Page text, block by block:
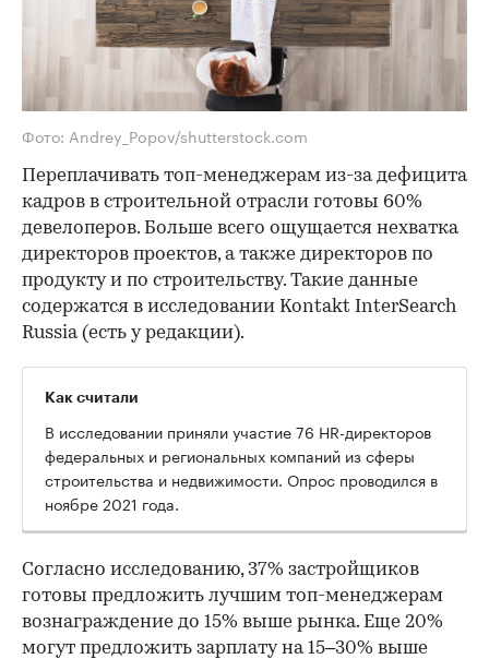
Фото: Andrey_Popov/shutterstock.com
Переплачивать топ-менеджерам из-за дефицита
кадров в строительной отрасли готовы 60%
девелоперов. Больше всего ощущается нехватка
директоров проектов, а также директоров по
продукту и по строительству. Такие данные
содержатся в исследовании Kontakt InterSearch
Russia (есть у редакции).
Как считали
В исследовании приняли участие 76 HR-директоров
федеральных и региональных компаний из сферы
строительства и недвижимости. Опрос проводился в
ноябре 2021 года.
Согласно исследованию, 37% застройщиков
готовы предложить лучшим топ-менеджерам
вознаграждение до 15% выше рынка. Еще 20%
могут предложить зарплату на 15–30% выше